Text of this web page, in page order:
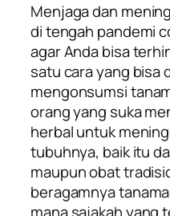
Menjaga dan
di tengah pandemi
agar Anda bisa
satu cara yang bisa
mengonsumsi
orang yang suka
herbal untuk
tubuhnya, baik itu
maupun obat
beragamnya